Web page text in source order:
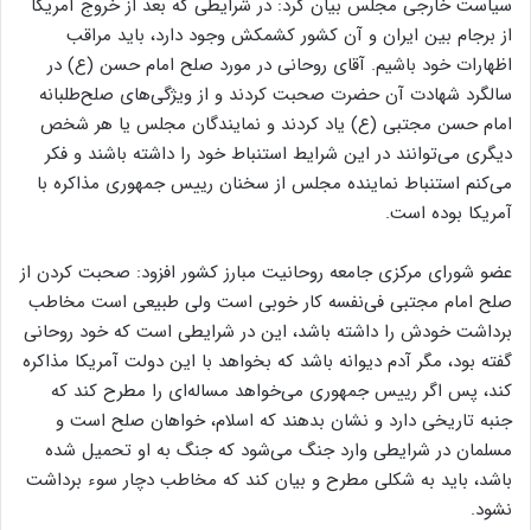
سیاست خارجی مجلس بیان کرد: در شرایطی که بعد از خروج آمریکا
از برجام بین ایران و آن کشور کشمکش وجود دارد، باید مراقب
اظهارات خود باشیم. آقای روحانی در مورد صلح امام حسن (ع) در
سالگرد شهادت آن حضرت صحبت کردند و از ویژگی‌های صلح‌طلبانه
امام حسن مجتبی (ع) یاد کردند و نمایندگان مجلس یا هر شخص
دیگری می‌توانند در این شرایط استنباط خود را داشته باشند و فکر
می‌کنم استنباط نماینده مجلس از سخنان رییس جمهوری مذاکره با
آمریکا بوده است.
عضو شورای مرکزی جامعه روحانیت مبارز کشور افزود: صحبت کردن از
صلح امام مجتبی فی‌نفسه کار خوبی است ولی طبیعی است مخاطب
برداشت خودش را داشته باشد، این در شرایطی است که خود روحانی
گفته بود، مگر آدم دیوانه باشد که بخواهد با این دولت آمریکا مذاکره
کند، پس اگر رییس جمهوری می‌خواهد مساله‌ای را مطرح کند که
جنبه تاریخی دارد و نشان بدهند که اسلام، خواهان صلح است و
مسلمان در شرایطی وارد جنگ می‌شود که جنگ به او تحمیل شده
باشد، باید به شکلی مطرح و بیان کند که مخاطب دچار سوء برداشت
نشود.